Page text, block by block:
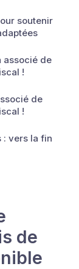
soutenir
associé de
!
de
!
: vers la fin
de